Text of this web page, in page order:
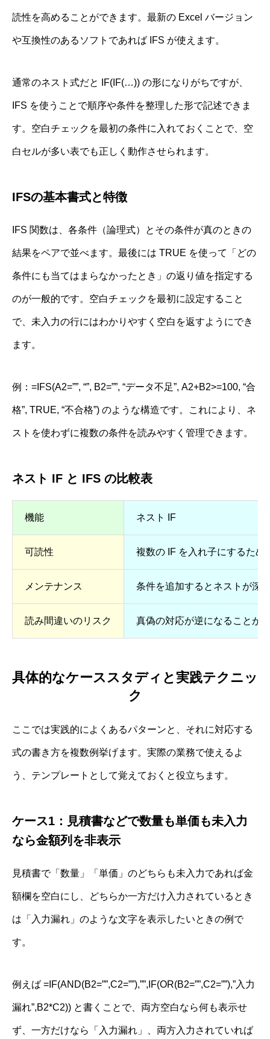
読性を高めることができます。最新の Excel バージョン
や互換性のあるソフトであれば IFS が使えます。
通常のネスト式だと IF(IF(…)) の形になりがちですが、
IFS を使うことで順序や条件を整理した形で記述できま
す。空白チェックを最初の条件に入れておくことで、空
白セルが多い表でも正しく動作させられます。
IFSの基本書式と特徴
IFS 関数は、各条件（論理式）とその条件が真のときの
結果をペアで並べます。最後には TRUE を使って「どの
条件にも当てはまらなかったとき」の返り値を指定する
のが一般的です。空白チェックを最初に設定すること
で、未入力の行にはわかりやすく空白を返すようにでき
ます。
例：=IFS(A2=””, “”, B2=””, “データ不足”, A2+B2>=100, “合
格”, TRUE, “不合格”) のような構造です。これにより、ネ
ストを使わずに複数の条件を読みやすく管理できます。
ネスト IF と IFS の比較表
機能 ネスト IF
可読性 複数の IF を入れ子にするため
メンテナンス 条件を追加するとネストが深
読み間違いのリスク 真偽の対応が逆になることが
具体的なケーススタディと実践テクニッ
ク
ここでは実践的によくあるパターンと、それに対応する
式の書き方を複数例挙げます。実際の業務で使えるよ
う、テンプレートとして覚えておくと役立ちます。
ケース1：見積書などで数量も単価も未入力
なら金額列を非表示
見積書で「数量」「単価」のどちらも未入力であれば金
額欄を空白にし、どちらか一方だけ入力されているとき
は「入力漏れ」のような文字を表示したいときの例で
す。
例えば =IF(AND(B2=””,C2=””),””,IF(OR(B2=””,C2=””),”入力
漏れ”,B2*C2)) と書くことで、両方空白なら何も表示せ
ず、一方だけなら「入力漏れ」、両方入力されていれば